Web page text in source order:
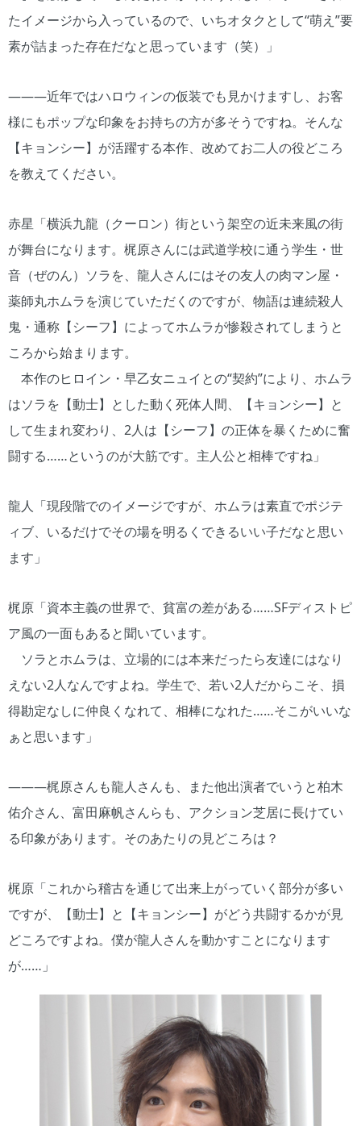
たイメージから入っているので、いちオタクとして“萌え”要
素が詰まった存在だなと思っています（笑）」
―――近年ではハロウィンの仮装でも見かけますし、お客
様にもポップな印象をお持ちの方が多そうですね。そんな
【キョンシー】が活躍する本作、改めてお二人の役どころ
を教えてください。
赤星「横浜九龍（クーロン）街という架空の近未来風の街
が舞台になります。梶原さんには武道学校に通う学生・世
音（ぜのん）ソラを、龍人さんにはその友人の肉マン屋・
薬師丸ホムラを演じていただくのですが、物語は連続殺人
鬼・通称【シーフ】によってホムラが惨殺されてしまうと
ころから始まります。
本作のヒロイン・早乙女ニュイとの“契約”により、ホムラ
はソラを【動士】とした動く死体人間、【キョンシー】と
して生まれ変わり、2人は【シーフ】の正体を暴くために奮
闘する……というのが大筋です。主人公と相棒ですね」
龍人「現段階でのイメージですが、ホムラは素直でポジテ
ィブ、いるだけでその場を明るくできるいい子だなと思い
ます」
梶原「資本主義の世界で、貧富の差がある……SFディストピ
ア風の一面もあると聞いています。
ソラとホムラは、立場的には本来だったら友達にはなり
えない2人なんですよね。学生で、若い2人だからこそ、損
得勘定なしに仲良くなれて、相棒になれた……そこがいいな
ぁと思います」
―――梶原さんも龍人さんも、また他出演者でいうと柏木
佑介さん、富田麻帆さんらも、アクション芝居に長けてい
る印象があります。そのあたりの見どころは？
梶原「これから稽古を通じて出来上がっていく部分が多い
ですが、【動士】と【キョンシー】がどう共闘するかが見
どころですよね。僕が龍人さんを動かすことになります
が……」